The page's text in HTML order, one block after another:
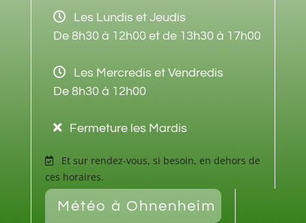
Les Lundis et Jeudis
De 8h30 à 12h00 et de 13h30 à 17h00
Les Mercredis et Vendredis
De 8h30 à 12h00
Fermeture les Mardis
Et sur rendez-vous, si besoin, en dehors de
ces horaires.
Météo à Ohnenheim